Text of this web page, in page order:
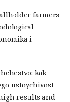
farmers
i
kak
ustoychivost
results and